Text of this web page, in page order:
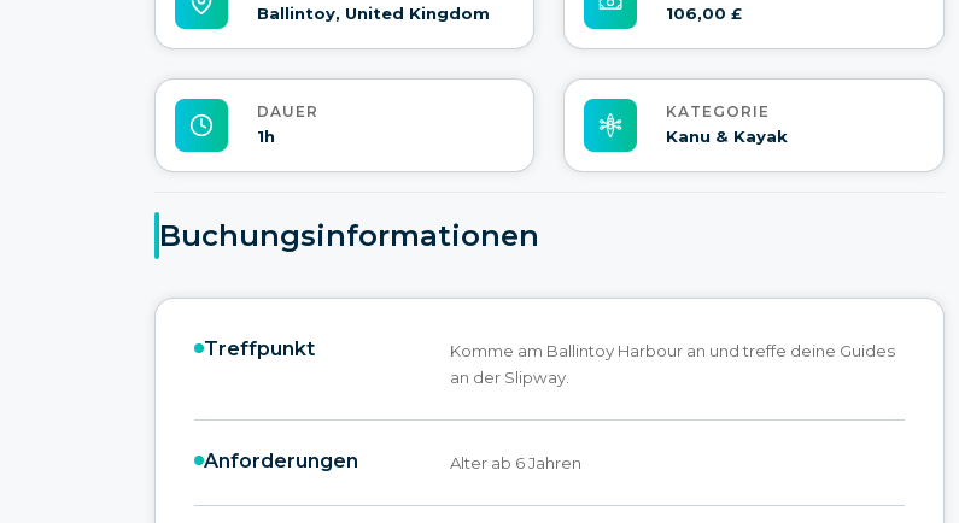
Ballintoy, United Kingdom 106,00 £
DAUER
1h
KATEGORIE
Kanu & Kayak
Buchungsinformationen
Treffpunkt
Komme am Ballintoy Harbour an und treffe deine Guides
an der Slipway.
Anforderungen Alter ab 6 Jahren